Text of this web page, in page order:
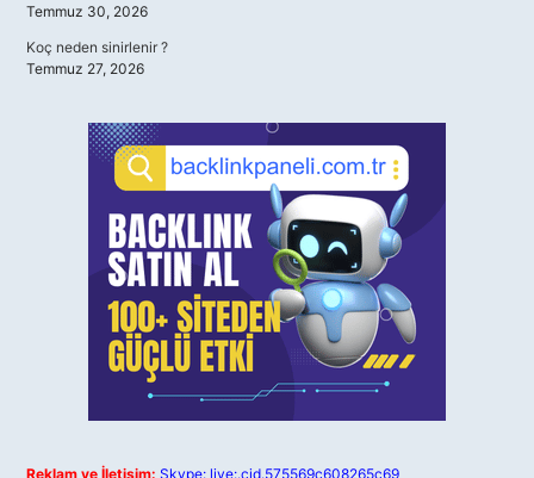
Temmuz 30, 2026
Koç neden sinirlenir ?
Temmuz 27, 2026
Reklam ve İletişim: Skype: live:.cid.575569c608265c69